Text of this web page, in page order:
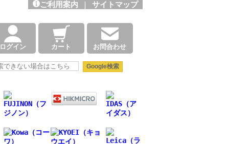
ご利用案内 | サイトマップ
ログイン カート お問合わせ